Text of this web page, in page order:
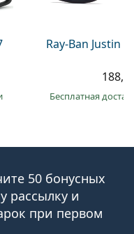
Ray-Ban Justin
Бесплатная
50 бонусных
рассылку и
при первом